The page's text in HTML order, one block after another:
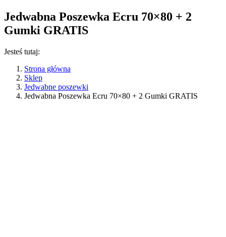
Jedwabna Poszewka Ecru 70×80 + 2
Gumki GRATIS
Jesteś tutaj:
Strona główna
Sklep
Jedwabne poszewki
Jedwabna Poszewka Ecru 70×80 + 2 Gumki GRATIS